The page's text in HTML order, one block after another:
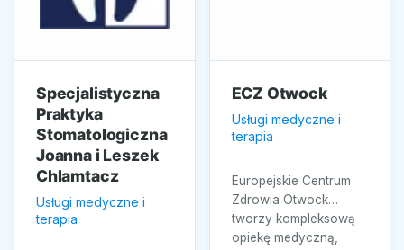
Specjalistyczna
Praktyka
Stomatologiczna
Joanna i Leszek
Chlamtacz
Usługi medyczne i
terapia
ECZ Otwock
Usługi medyczne i
terapia
Europejskie Centrum
Zdrowia Otwock
tworzy kompleksową
opiekę medyczną,